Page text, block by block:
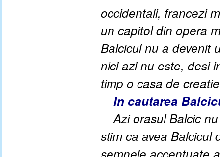
occidentali, francezi
un capitol din opera
Balcicul nu a devenit
nici azi nu este, desi
timp o casa de
In cautarea
Azi orasul Balcic
stim ca avea Balcicul